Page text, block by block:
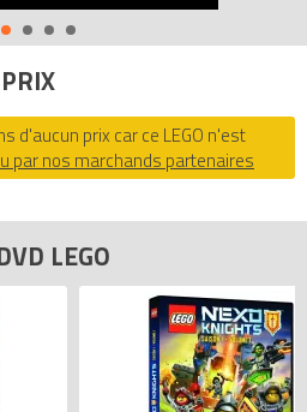
d'aucun prix car ce LEGO n'est
par nos marchands partenaires
LEGO